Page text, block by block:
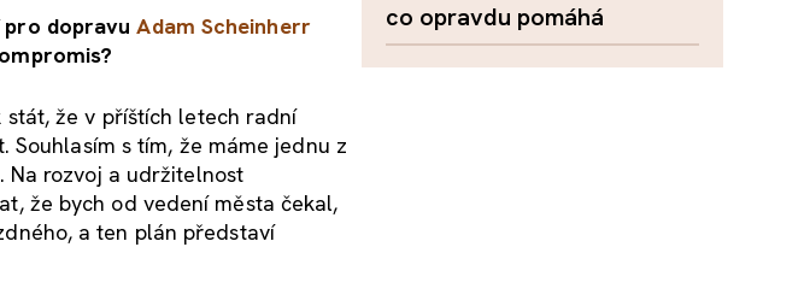
pro dopravuAdam Scheinherr
stát, že v příštích letech radní
s tím, že máme jednu z
Na rozvoj a udržitelnost
že bych od vedení města čekal,
a ten plán představí
co opravdu pomáhá